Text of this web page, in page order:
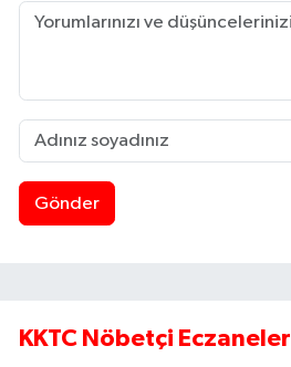
Gönder
KKTC Nöbetçi Eczaneler